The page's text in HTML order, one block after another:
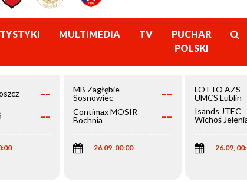
MULTIMEDIA TV
PUCHAR
POLSKI
--
--
MB Zagłębie
Sosnowiec
--
Contimax MOSIR
Bochnia
--
26.09, 00:00
LOTTO AZS
UMCS Lublin
Isands JTEC
Wichoś
26.09,